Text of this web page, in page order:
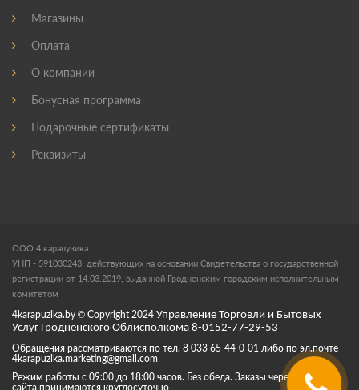
Магазины
Оплата
О компании
Бонусная программа
Подарочные сертификаты
Реквизиты
ООО 4 карапузика
УНП - 591030243, действующих на основании Свидетельства о государственной
регистрации от 14.03.2019, выданной Гродненским городским исполнительным
комитетом
4karapuzika.by © Copyright 2024 Управление Торговли и Бытовых
Услуг Гродненского Облисполкома 8-0152-77-29-53
Обращения рассматриваются по тел. 8 033 65-44-0-01 либо по эл.почте
4karapuzika.marketing@gmail.com
Режим работы с 09:00 до 18:00 часов. Без обеда. Заказы через корзину
сайта принимаются круглосуточно